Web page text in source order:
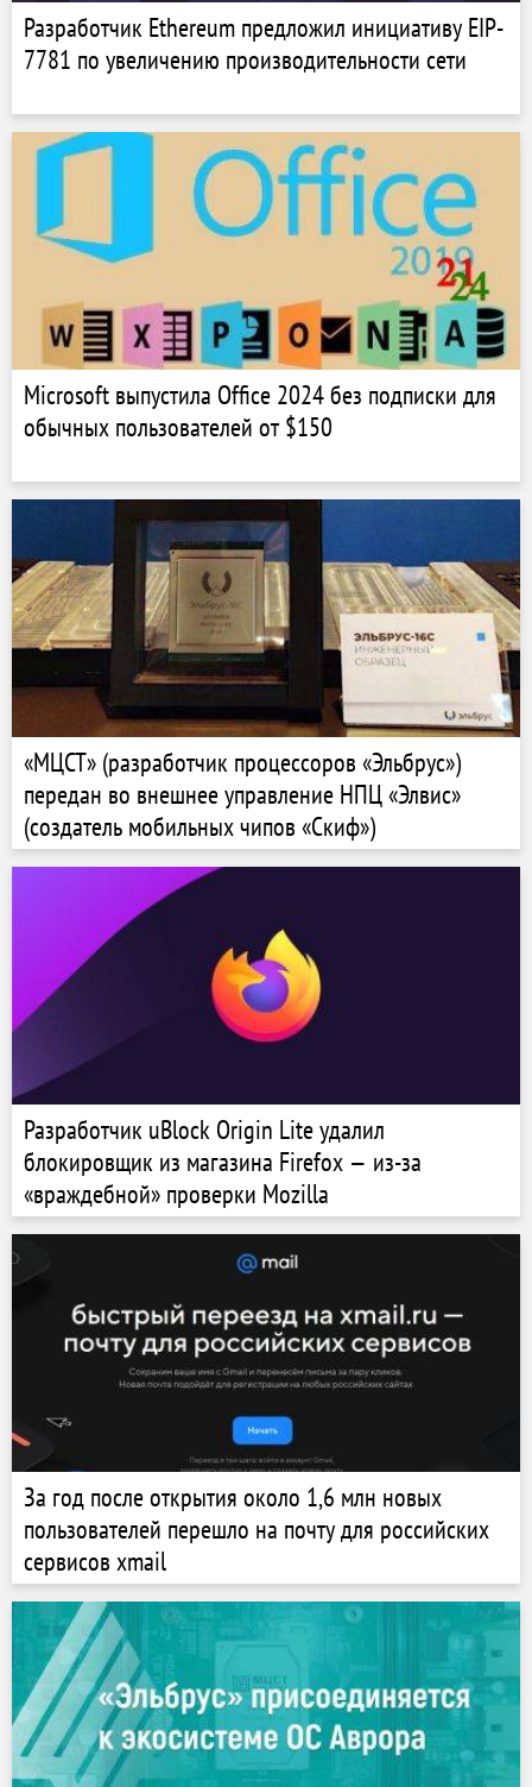
Разработчик Ethereum предложил инициативу EIP-
7781 по увеличению производительности сети
Microsoft выпустила Office 2024 без подписки для
обычных пользователей от $150
«МЦСТ» (разработчик процессоров «Эльбрус»)
передан во внешнее управление НПЦ «Элвис»
(создатель мобильных чипов «Скиф»)
Разработчик uBlock Origin Lite удалил
блокировщик из магазина Firefox — из-за
«враждебной» проверки Mozilla
За год после открытия около 1,6 млн новых
пользователей перешло на почту для российских
сервисов xmail